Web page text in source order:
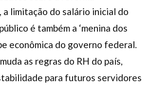
limitação do salário inicial do
é também a ‘menina dos
econômica do governo federal.
as regras do RH do país,
para futuros servidores